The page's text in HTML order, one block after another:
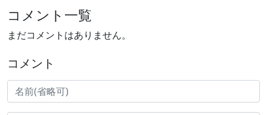
コメント一覧
まだコメントはありません。
コメント